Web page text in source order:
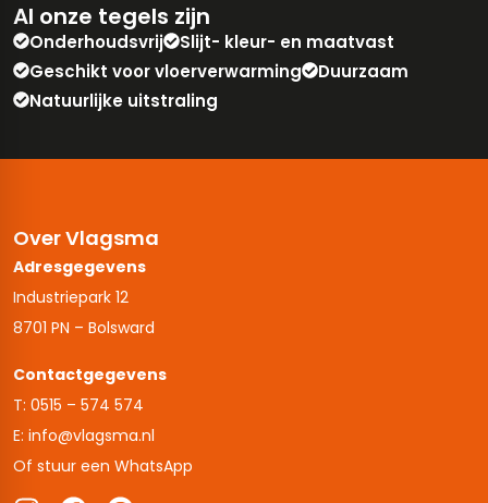
Al onze tegels zijn
Onderhoudsvrij
Slijt- kleur- en maatvast
Geschikt voor vloerverwarming
Duurzaam
Natuurlijke uitstraling
Over Vlagsma
Adresgegevens
Industriepark 12
8701 PN – Bolsward
Contactgegevens
T: 0515 – 574 574
E: info@vlagsma.nl
Of stuur een WhatsApp